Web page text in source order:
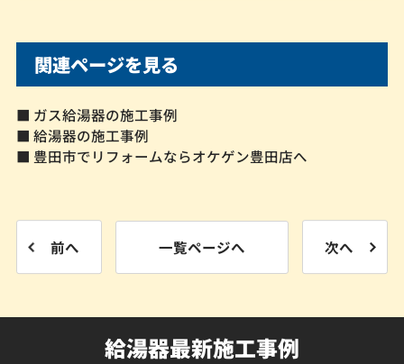
関連ページを見る
■ ガス給湯器の施工事例
■ 給湯器の施工事例
■ 豊田市でリフォームならオケゲン豊田店へ
前へ 一覧ページへ 次へ
給湯器最新施工事例